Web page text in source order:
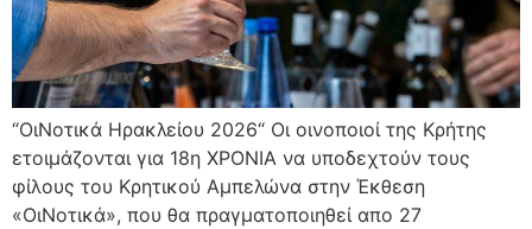
“ΟιΝοτικά Ηρακλείου 2026“ Οι οινοποιοί της Κρήτης
ετοιμάζονται για 18η ΧΡΟΝΙΑ να υποδεχτούν τους
φίλους του Κρητικού Αμπελώνα στην Έκθεση
«ΟιΝοτικά», που θα πραγματοποιηθεί απο 27